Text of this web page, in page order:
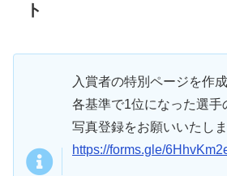
ト
入賞者の特別ページを作
各基準で1位になった選手
写真登録をお願いいたしま
https://forms.gle/